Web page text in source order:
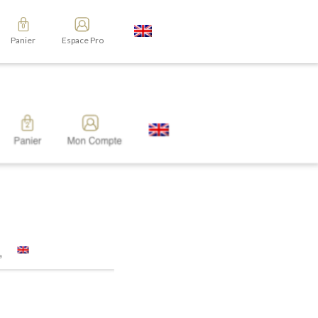
Panier Espace Pro